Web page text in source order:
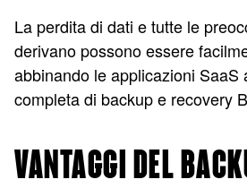
La perdita di dati e tutte le
derivano possono essere
abbinando le applicazioni SaaS
completa di backup e recovery
VANTAGGI DEL